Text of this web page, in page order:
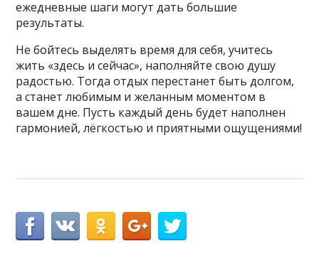
ежедневные шаги могут дать большие
результаты.
Не бойтесь выделять время для себя, учитесь
жить «здесь и сейчас», наполняйте свою душу
радостью. Тогда отдых перестанет быть долгом,
а станет любимым и желанным моментом в
вашем дне. Пусть каждый день будет наполнен
гармонией, лёгкостью и приятными ощущениями!